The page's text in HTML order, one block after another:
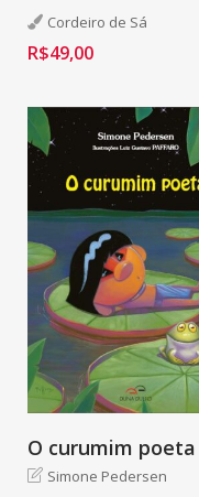
Cordeiro de Sá
R$49,00
O curumim poeta
Simone Pedersen